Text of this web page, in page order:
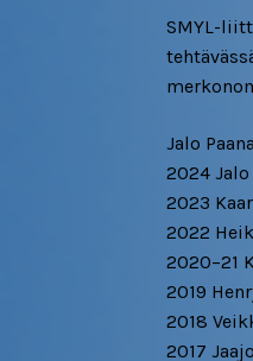
SMYL-
Jalo
2024 Jalo
2023
2022
2020–21
2019
2018
2017